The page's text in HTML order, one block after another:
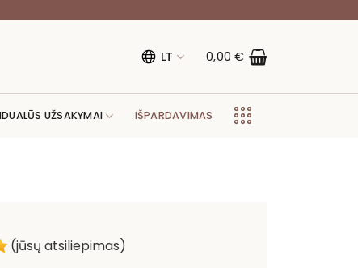
LT 0,00€
UŽSAKYMAI IŠPARDAVIMAS
(jūsų atsiliepimas)